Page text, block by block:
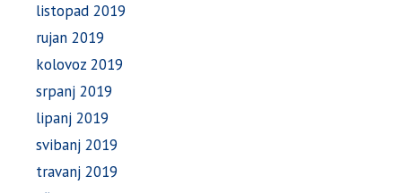
listopad 2019
rujan 2019
kolovoz 2019
srpanj 2019
lipanj 2019
svibanj 2019
travanj 2019